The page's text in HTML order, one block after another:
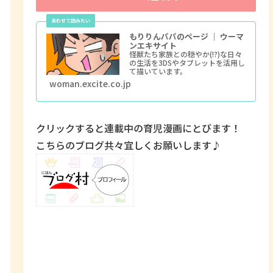
もりりんパパのページ ｜ ウーマ
ンエキサイト
怪獣たち家族との穏やか(!?)な日々
の生活を3DSやタブレットを活用し
て描いています。
woman.excite.co.jp
クリックすると連載中の育児漫画にとびます！
こちらのブログ共々宜しくお願いします♪